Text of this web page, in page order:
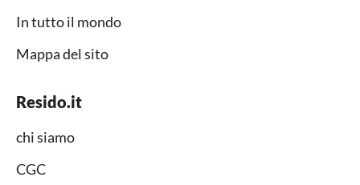
In tutto il mondo
Mappa del sito
Resido.it
chi siamo
CGC